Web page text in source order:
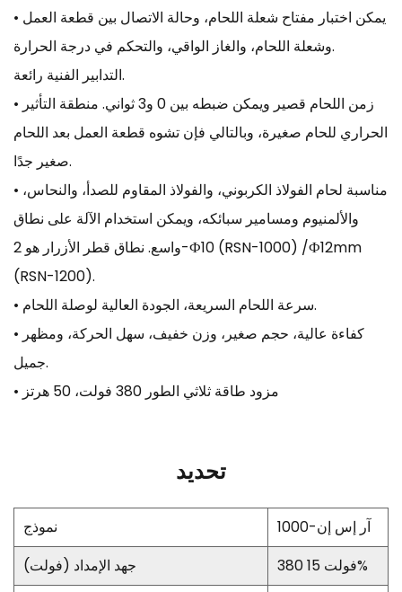
• يمكن اختبار مفتاح شعلة اللحام، وحالة الاتصال بين قطعة العمل
وشعلة اللحام، والغاز الواقي، والتحكم في درجة الحرارة.
التدابير الفنية رائعة.
• زمن اللحام قصير ويمكن ضبطه بين 0 و3 ثواني. منطقة التأثير
الحراري للحام صغيرة، وبالتالي فإن تشوه قطعة العمل بعد اللحام
صغير جدًا.
• مناسبة لحام الفولاذ الكربوني، والفولاذ المقاوم للصدأ، والنحاس،
والألمنيوم ومسامير سبائكه، ويمكن استخدام الآلة على نطاق
واسع. نطاق قطر الأزرار هو 2-Ф10 (RSN-1000) /Ф12mm
(RSN-1200).
• سرعة اللحام السريعة، الجودة العالية لوصلة اللحام.
• كفاءة عالية، حجم صغير، وزن خفيف، سهل الحركة، ومظهر
جميل.
• مزود طاقة ثلاثي الطور 380 فولت، 50 هرتز
تحديد
نموذج
آر إس إن-1000
جهد الإمداد (فولت)
380 فولت 15%